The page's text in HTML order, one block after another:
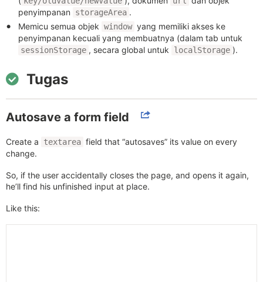
penyimpanan
storageArea .
Memicu semua objek window yang memiliki akses ke
penyimpanan kecuali yang membuatnya (dalam tab untuk
sessionStorage , secara global untuk localStorage ).
Tugas
Autosave a form field
Create a textarea field that “autosaves” its value on every
change.
So, if the user accidentally closes the page, and opens it again,
he’ll find his unfinished input at place.
Like this: